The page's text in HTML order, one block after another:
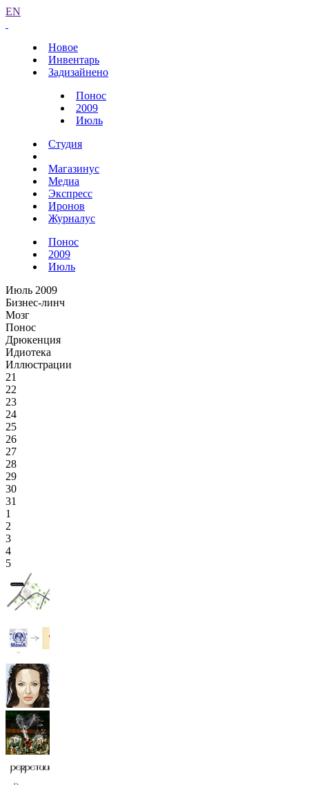
EN
Новое
Инвентарь
Задизайнено
Понос
2009
Июль
Студия
Магазинус
Медиа
Экспресс
Иронов
Журналус
Понос
2009
Июль
Июль 2009
Бизнес-линч
Мозг
Понос
Дрюкенция
Идиотека
Иллюстрации
21
22
23
24
25
26
27
28
29
30
31
1
2
3
4
5